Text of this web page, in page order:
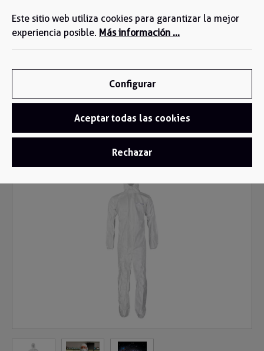
principal
Ropa desechable / Buzo Desechable
Este sitio web utiliza cookies para garantizar la mejor
experiencia posible. Más información ...
Configurar
Aceptar todas las cookies
Rechazar